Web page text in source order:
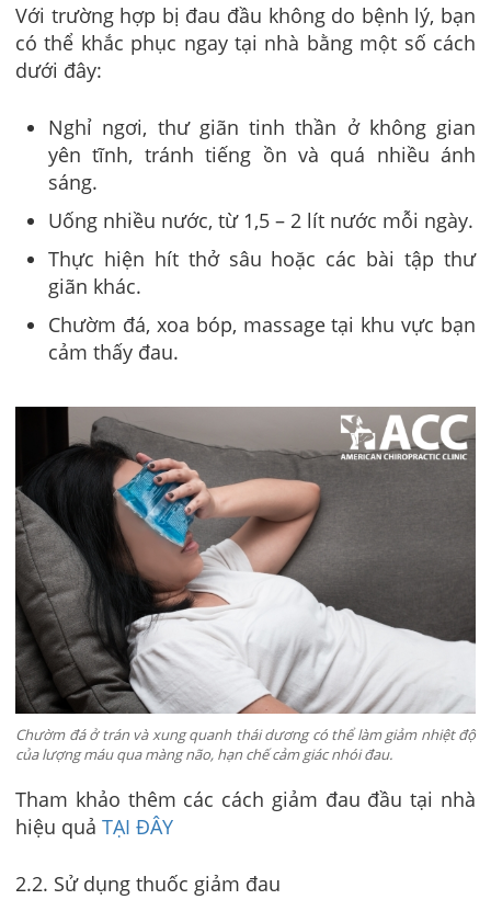
Với trường hợp bị đau đầu không do bệnh lý, bạn
có thể khắc phục ngay tại nhà bằng một số cách
dưới đây:
Nghỉ ngơi, thư giãn tinh thần ở không gian
yên tĩnh, tránh tiếng ồn và quá nhiều ánh
sáng.
Uống nhiều nước, từ 1,5 – 2 lít nước mỗi ngày.
Thực hiện hít thở sâu hoặc các bài tập thư
giãn khác.
Chườm đá, xoa bóp, massage tại khu vực bạn
cảm thấy đau.
Chườm đá ở trán và xung quanh thái dương có thể làm giảm nhiệt độ
của lượng máu qua màng não, hạn chế cảm giác nhói đau.
Tham khảo thêm các cách giảm đau đầu tại nhà
hiệu quả TẠI ĐÂY
2.2. Sử dụng thuốc giảm đau